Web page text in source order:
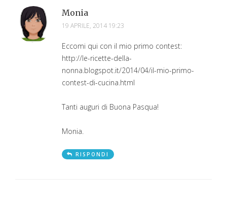
Monia
19 APRILE, 2014 19:23
Eccomi qui con il mio primo contest:
http://le-ricette-della-
nonna.blogspot.it/2014/04/il-mio-primo-
contest-di-cucina.html
Tanti auguri di Buona Pasqua!
Monia.
RISPONDI